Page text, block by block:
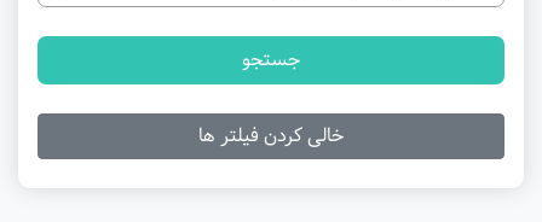
جستجو
خالی کردن فیلتر ها